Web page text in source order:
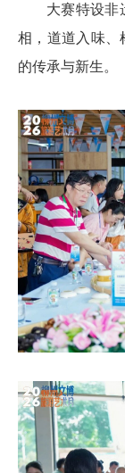
大赛特设非
相，道道入味、
的传承与新生。